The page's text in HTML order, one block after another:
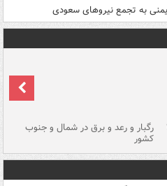
به تجمع نیروهای سعودی
رگبار و رعد و برق در شمال و جنوب
کشور